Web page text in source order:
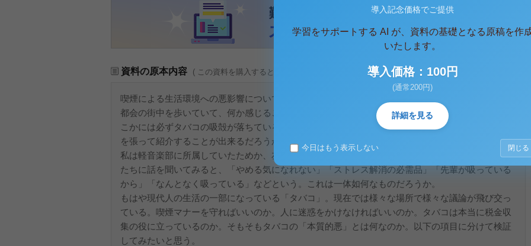
資料の原本内容 ( この資料を購入すると、テキストデータがみえます。 )
喫煙による生活環境への悪影響について
都会の街中を歩いていて、何か感じることはないだろうか。地域によって違うだろうが、歩道のど
こかには必ずタバコの吸殻が落ちている。果たしてあなたは外国の友人に「これが私の街だ」と胸
を張って紹介することが出来るだろうか。
私は軽音楽部に所属していたためか、友人も先輩も、高校の後輩までも喫煙者が大勢いる。その人
たちに話を聞いてみると、「やめる気になれない」「ストレス解消の必需品」「先輩が吸っている
から」「なんとなく吸っている」などという。これは一体如何なものだろうか。
もはや現代人の生活の一部になっている「タバコ」。現在では様々な場所で様々な議論が飛び交っ
ている。喫煙マナーを守ればいいのか。人に迷惑をかけなければいいのか。タバコは本当に税金収
集の役に立っているのか。そもそもタバコの「本質的悪」とは何なのか。以下の項目に分けて検証
してみたいと思う。
導入記念価格でご提供
学習をサポートする AI が、資料の基礎となる原稿を作
いたします。
導入価格：100円
(通常200円)
詳細を見る
今日はもう表示しない 閉じる